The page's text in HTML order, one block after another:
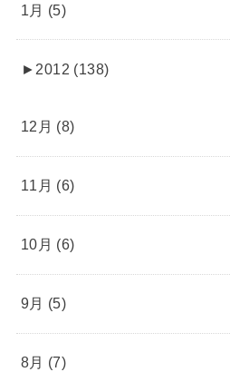
1月 (5)
► 2012 (138)
12月 (8)
11月 (6)
10月 (6)
9月 (5)
8月 (7)